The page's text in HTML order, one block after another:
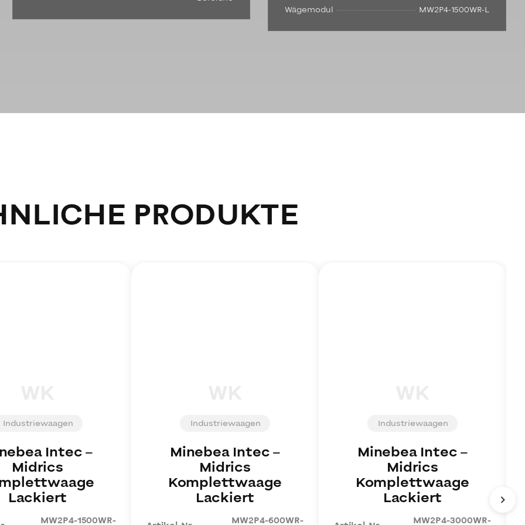
Wägemodul
MW2P4-1500WR-L
PRODUKTE
Industriewaagen
Intec–
Midrics
Lackiert
MW2P4-1500WR-
Industriewaagen
Minebea Intec–
Midrics
Komplettwaage
Lackiert
MW2P4-600WR-
Industriewaagen
Minebea Intec–
Midrics
Komplettwaage
Lackiert
MW2P4-3000WR-